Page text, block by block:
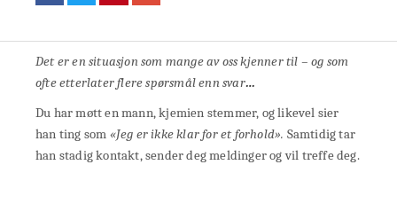
Det er en situasjon som mange av oss kjenner til – og som
ofte etterlater flere spørsmål enn svar…
Du har møtt en mann, kjemien stemmer, og likevel sier
han ting som «Jeg er ikke klar for et forhold». Samtidig tar
han stadig kontakt, sender deg meldinger og vil treffe deg.